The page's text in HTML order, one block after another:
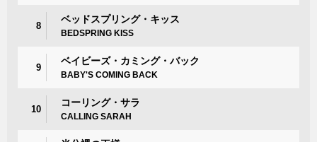
8
ベッドスプリング・キッス
BEDSPRING KISS
9
ベイビーズ・カミング・バック
BABY'S COMING BACK
10
コーリング・サラ
CALLING SARAH